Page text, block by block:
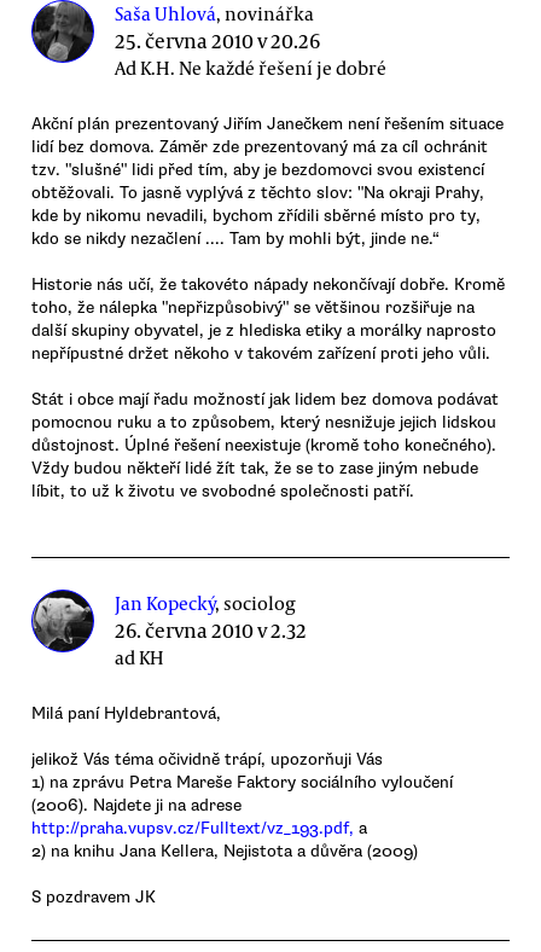
Saša Uhlová, novinářka
25. června 2010 v 20.26
Ad K.H. Ne každé řešení je dobré
Akční plán prezentovaný Jiřím Janečkem není řešením situace
lidí bez domova. Záměr zde prezentovaný má za cíl ochránit
tzv. "slušné" lidi před tím, aby je bezdomovci svou existencí
obtěžovali. To jasně vyplývá z těchto slov: "Na okraji Prahy,
kde by nikomu nevadili, bychom zřídili sběrné místo pro ty,
kdo se nikdy nezačlení .... Tam by mohli být, jinde ne.“
Historie nás učí, že takovéto nápady nekončívají dobře. Kromě
toho, že nálepka "nepřizpůsobivý" se většinou rozšiřuje na
další skupiny obyvatel, je z hlediska etiky a morálky naprosto
nepřípustné držet někoho v takovém zařízení proti jeho vůli.
Stát i obce mají řadu možností jak lidem bez domova podávat
pomocnou ruku a to způsobem, který nesnižuje jejich lidskou
důstojnost. Úplné řešení neexistuje (kromě toho konečného).
Vždy budou někteří lidé žít tak, že se to zase jiným nebude
líbit, to už k životu ve svobodné společnosti patří.
Jan Kopecký, sociolog
26. června 2010 v 2.32
ad KH
Milá paní Hyldebrantová,
jelikož Vás téma očividně trápí, upozorňuji Vás
1) na zprávu Petra Mareše Faktory sociálního vyloučení
(2006). Najdete ji na adrese
http://praha.vupsv.cz/Fulltext/vz_193.pdf, a
2) na knihu Jana Kellera, Nejistota a důvěra (2009)
S pozdravem JK